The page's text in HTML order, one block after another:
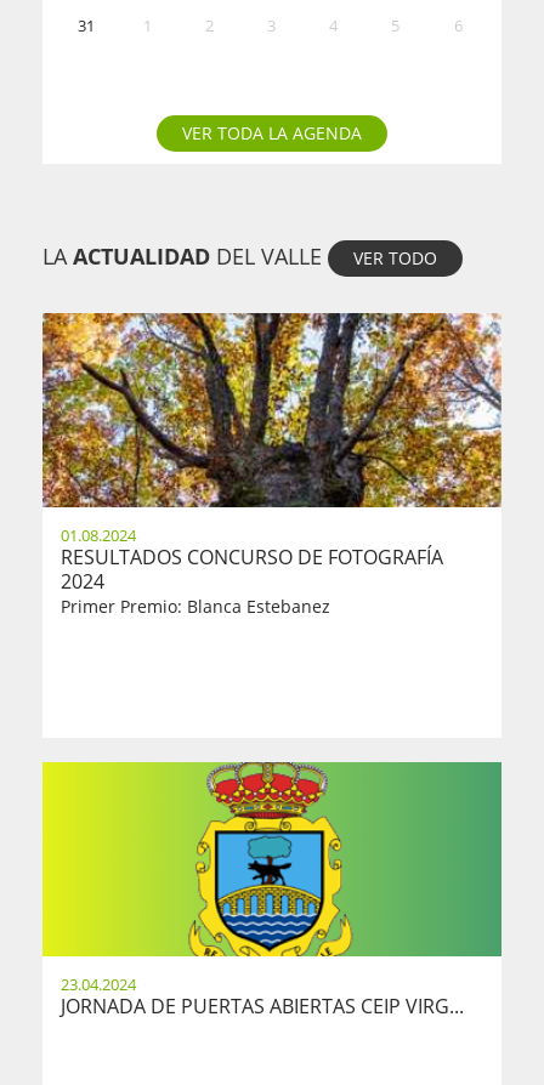
31
1 2 3 4 5 6
VER TODA LA AGENDA
LAACTUALIDAD DEL VALLE VER TODO
01.08.2024
RESULTADOS CONCURSO DE FOTOGRAFÍA
2024
Primer Premio: Blanca Estebanez
23.04.2024
JORNADA DE PUERTAS ABIERTAS CEIP VIRG...